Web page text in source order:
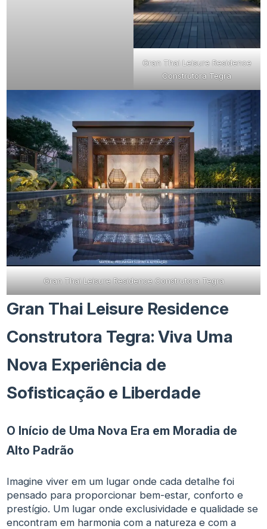
Gran Thai Leisure Residence
Construtora Tegra
Gran Thai Leisure Residence Construtora Tegra
Gran Thai Leisure Residence
Construtora Tegra: Viva Uma
Nova Experiência de
Sofisticação e Liberdade
O Início de Uma Nova Era em Moradia de
Alto Padrão
Imagine viver em um lugar onde cada detalhe foi
pensado para proporcionar bem-estar, conforto e
prestígio. Um lugar onde exclusividade e qualidade se
encontram em harmonia com a natureza e com a